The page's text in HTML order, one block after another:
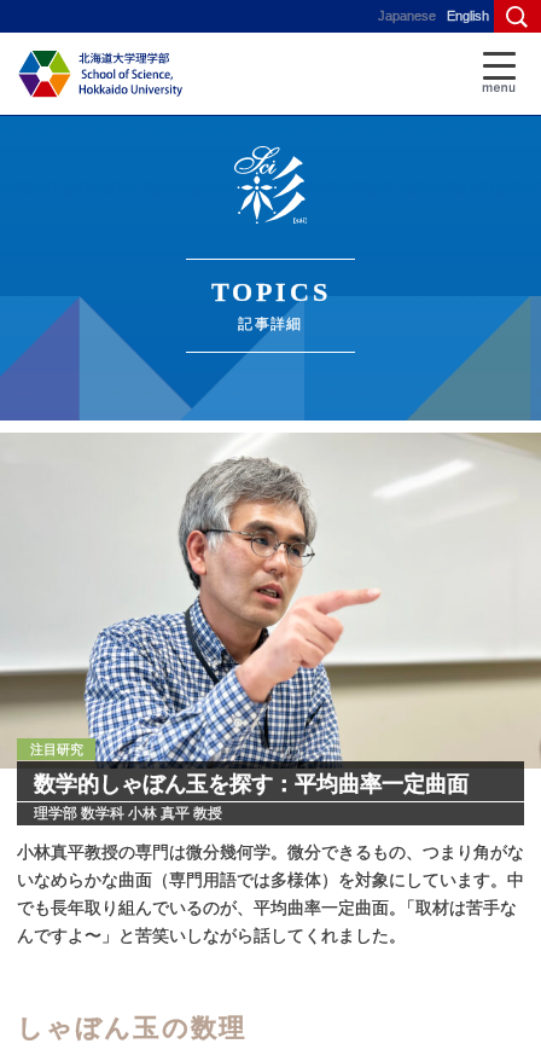
Japanese English
TOPICS
記事詳細
注目研究
数学的しゃぼん玉を探す： 平均曲率一定曲面
理学部 数学科 小林 真平 教授
小林真平教授の専門は微分幾何学。微分できるもの、つまり角がな
いなめらかな曲面（専門用語では多様体）を対象にしています。中
でも長年取り組んでいるのが、平均曲率一定曲面。
「取材は苦手な
んですよ〜」と苦笑いしながら話してくれました。
しゃぼん玉の数理